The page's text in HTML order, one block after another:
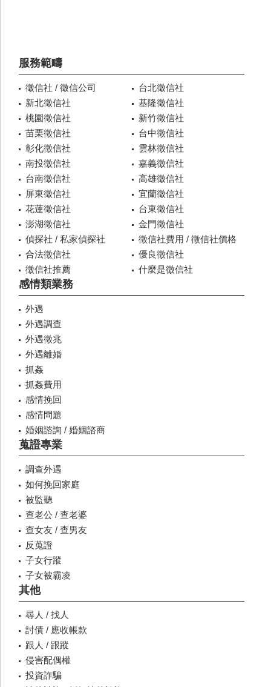
服務範疇
徵信社 / 徵信公司
台北徵信社
新北徵信社
基隆徵信社
桃園徵信社
新竹徵信社
苗栗徵信社
台中徵信社
彰化徵信社
雲林徵信社
南投徵信社
嘉義徵信社
台南徵信社
高雄徵信社
屏東徵信社
宜蘭徵信社
花蓮徵信社
台東徵信社
澎湖徵信社
金門徵信社
偵探社 / 私家偵探社
徵信社費用 / 徵信社價格
合法徵信社
優良徵信社
徵信社推薦
什麼是徵信社
感情類業務
外遇
外遇調查
外遇徵兆
外遇離婚
抓姦
抓姦費用
感情挽回
感情問題
婚姻諮詢 / 婚姻諮商
蒐證專業
調查外遇
如何挽回家庭
被監聽
查老公 / 查老婆
查女友 / 查男友
反蒐證
子女行蹤
子女被霸凌
其他
尋人 / 找人
討債 / 應收帳款
跟人 / 跟蹤
侵害配偶權
投資詐騙